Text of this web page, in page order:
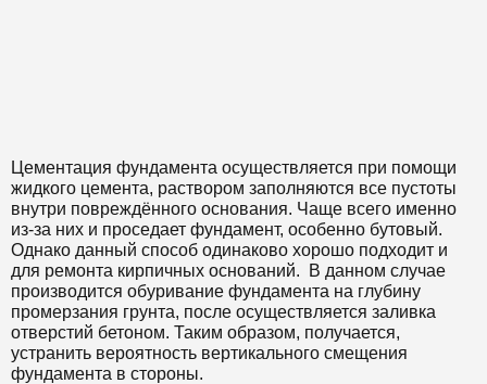
Цементация фундамента осуществляется при помощи
жидкого цемента, раствором заполняются все пустоты
внутри повреждённого основания. Чаще всего именно
из-за них и проседает фундамент, особенно бутовый.
Однако данный способ одинаково хорошо подходит и
для ремонта кирпичных оснований. В данном случае
производится обуривание фундамента на глубину
промерзания грунта, после осуществляется заливка
отверстий бетоном. Таким образом, получается,
устранить вероятность вертикального смещения
фундамента в стороны.